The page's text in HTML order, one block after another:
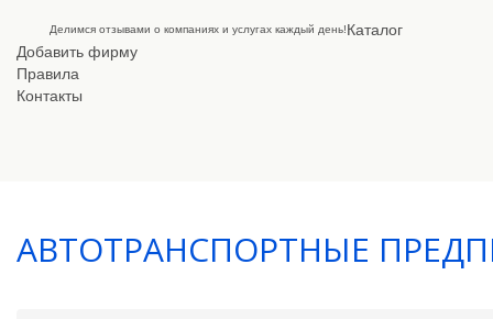
Делимся отзывами о компаниях и услугах каждый день!Каталог
Добавить фирму
Правила
Контакты
АВТОТРАНСПОРТНЫЕ